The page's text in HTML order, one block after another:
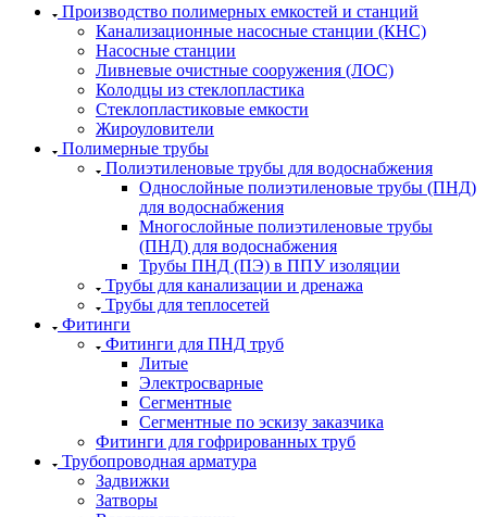
Производство полимерных емкостей и станций
Канализационные насосные станции (КНС)
Насосные станции
Ливневые очистные сооружения (ЛОС)
Колодцы из стеклопластика
Стеклопластиковые емкости
Жироуловители
Полимерные трубы
Полиэтиленовые трубы для водоснабжения
Однослойные полиэтиленовые трубы (ПНД)
для водоснабжения
Многослойные полиэтиленовые трубы
(ПНД) для водоснабжения
Трубы ПНД (ПЭ) в ППУ изоляции
Трубы для канализации и дренажа
Трубы для теплосетей
Фитинги
Фитинги для ПНД труб
Литые
Электросварные
Сегментные
Сегментные по эскизу заказчика
Фитинги для гофрированных труб
Трубопроводная арматура
Задвижки
Затворы